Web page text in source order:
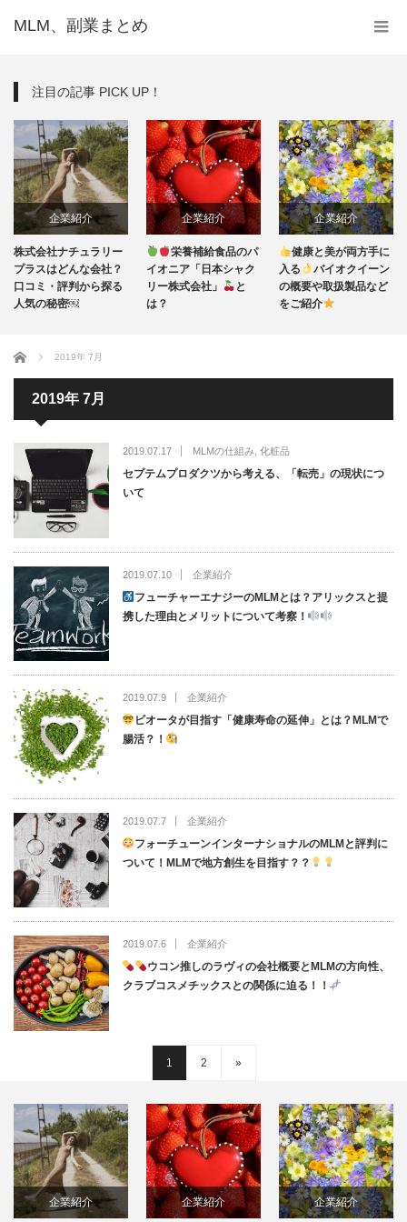
MLM、副業まとめ
注目の記事 PICK UP！
企業紹介
株式会社ナチュラリー
プラスはどんな会社？
口コミ・評判から探る
人気の秘密￼
企業紹介
栄養補給食品のパ
イオニア「日本シャク
リー株式会社」
と
は？
企業紹介
健康と美が両方手に
入る
バイオクイーン
の概要や取扱製品など
をご紹介
ホーム 2019年 7月
2019年 7月
2019.07.17 MLMの仕組み, 化粧品
セプテムプロダクツから考える、「転売」の現状につ
いて
2019.07.10 企業紹介
フューチャーエナジーのMLMとは？アリックスと提
携した理由とメリットについて考察！
2019.07.9 企業紹介
ビオータが目指す「健康寿命の延伸」とは？MLMで
腸活？！
2019.07.7 企業紹介
フォーチューンインターナショナルのMLMと評判に
ついて！MLMで地方創生を目指す？？
2019.07.6 企業紹介
ウコン推しのラヴィの会社概要とMLMの方向性、
クラブコスメチックスとの関係に迫る！！
1 2 »
企業紹介 企業紹介 企業紹介